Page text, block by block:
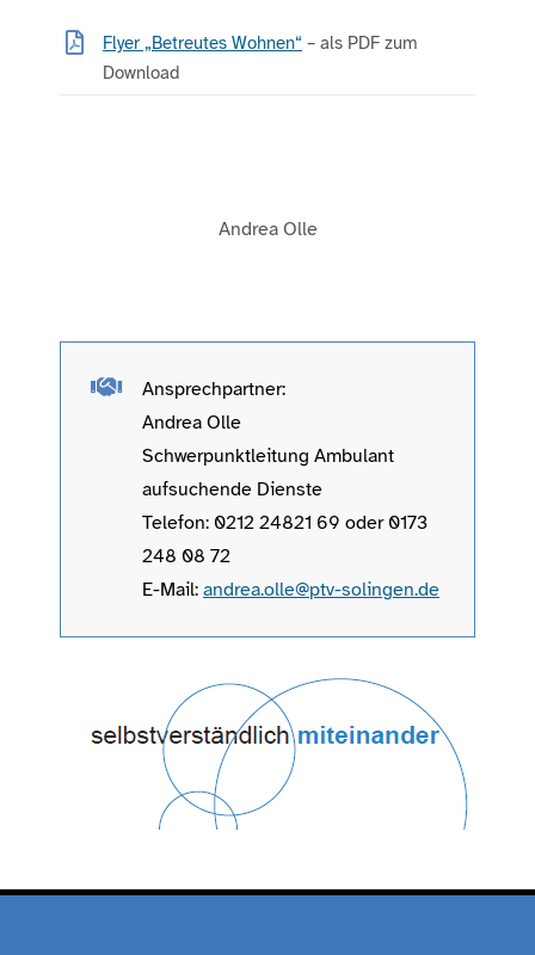
Flyer „Betreutes Wohnen“ – als PDF zum
Download
Andrea Olle
Ansprechpartner:
Andrea Olle
Schwerpunktleitung Ambulant
aufsuchende Dienste
Telefon: 0212 24821 69 oder 0173
248 08 72
E-Mail: andrea.olle@ptv-solingen.de